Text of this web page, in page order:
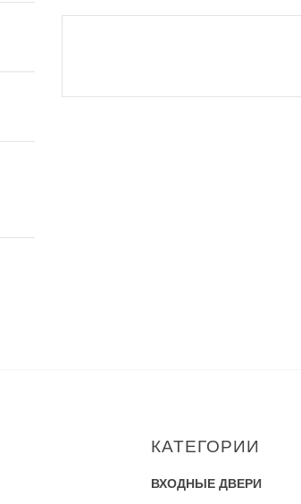
КАТЕГОРИИ
ВХОДНЫЕ ДВЕРИ